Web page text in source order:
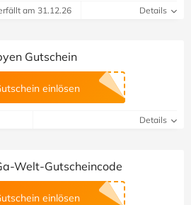
am 31.12.26 Details
Gutschein
einlösen
Details
Welt-Gutscheincode
einlösen